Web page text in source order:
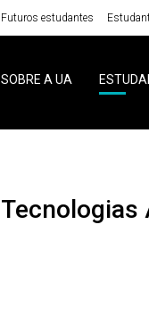
Futuros estudantes
SOBRE A UA